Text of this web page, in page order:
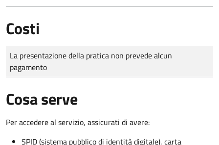
Costi
Tipo di pagamento
Importo
La presentazione della pratica non prevede alcun
pagamento
Cosa serve
Per accedere al servizio, assicurati di avere:
SPID (sistema pubblico di identità digitale), carta